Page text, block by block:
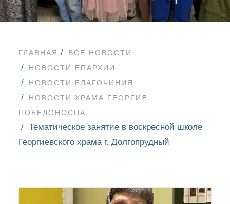
ГЛАВНАЯ
ВСЕ НОВОСТИ
НОВОСТИ ЕПАРХИИ
НОВОСТИ БЛАГОЧИНИЯ
НОВОСТИ ХРАМА ГЕОРГИЯ
ПОБЕДОНОСЦА
Тематическое занятие в воскресной школе
Георгиевского храма г. Долгопрудный